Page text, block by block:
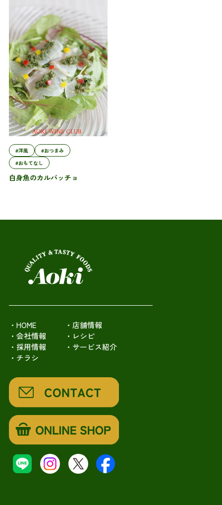
#洋風
#おつまみ
#おもてなし
白身魚のカルパッチョ
・HOME
・店舗情報
・会社情報
・レシピ
・採用情報
・サービス紹介
・チラシ